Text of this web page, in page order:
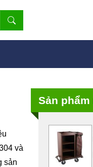
và
sản
Sản